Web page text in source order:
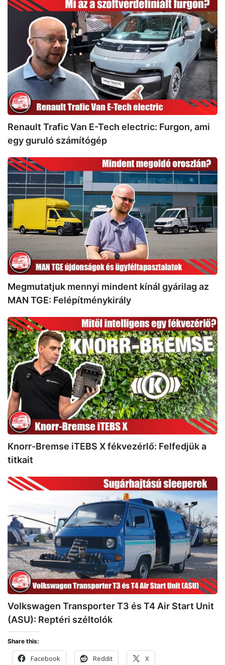
Renault
Trafic
electric:
Furgon,
ami
egy
guruló
számítógép
Renault Trafic Van E-Tech electric: Furgon, ami
egy guruló számítógép
Megmutatjuk
mennyi
mindent
kínál
gyárilag
az
MAN
TGE:
Felépítménykirály
Megmutatjuk mennyi mindent kínál gyárilag az
MAN TGE: Felépítménykirály
Knorr-
Bremse
iTEBS
X
fékvezérlő:
Felfedjük
a
titkait
Knorr-Bremse iTEBS X fékvezérlő: Felfedjük a
titkait
Volkswagen
Transporter
és
T4
Air
Start
Unit
(ASU):
Reptéri
széltolók
Volkswagen Transporter T3 és T4 Air Start Unit
(ASU): Reptéri széltolók
Share this:
Facebook Reddit X